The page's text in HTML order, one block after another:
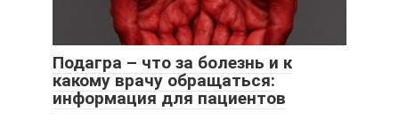
Подагра – что за болезнь и к
какому врачу обращаться:
информация для пациентов